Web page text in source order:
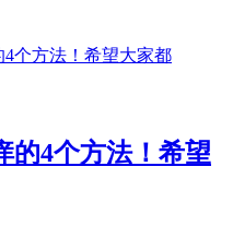
的4个方法！希望